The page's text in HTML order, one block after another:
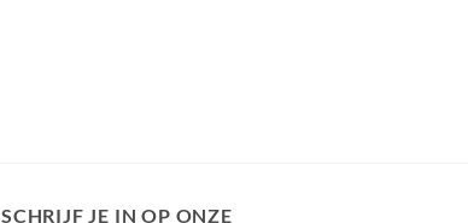
SCHRIJF JE IN OP ONZE